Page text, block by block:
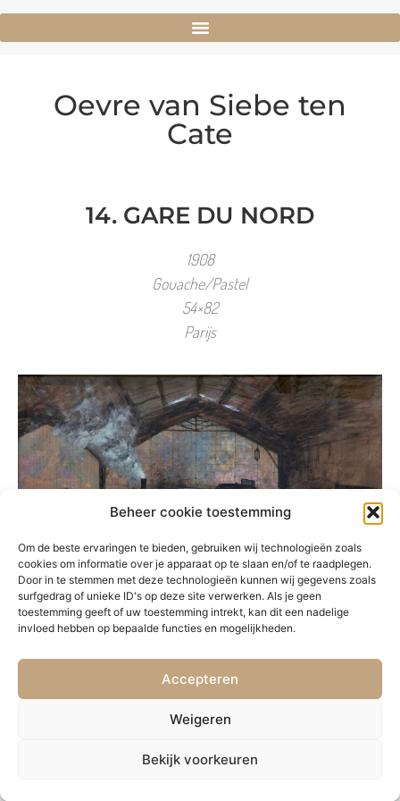
Beheer cookie toestemming
Om de beste ervaringen te bieden, gebruiken wij technologieën zoals
cookies om informatie over je apparaat op te slaan en/of te raadplegen.
Door in te stemmen met deze technologieën kunnen wij gegevens zoals
surfgedrag of unieke ID's op deze site verwerken. Als je geen
toestemming geeft of uw toestemming intrekt, kan dit een nadelige
invloed hebben op bepaalde functies en mogelijkheden.
Accepteren
Weigeren
Bekijk voorkeuren
Oevre van Siebe ten
Cate
14. GARE DU NORD
1908
Gouache/Pastel
54×82
Parijs
VORIGE VOLGENDE